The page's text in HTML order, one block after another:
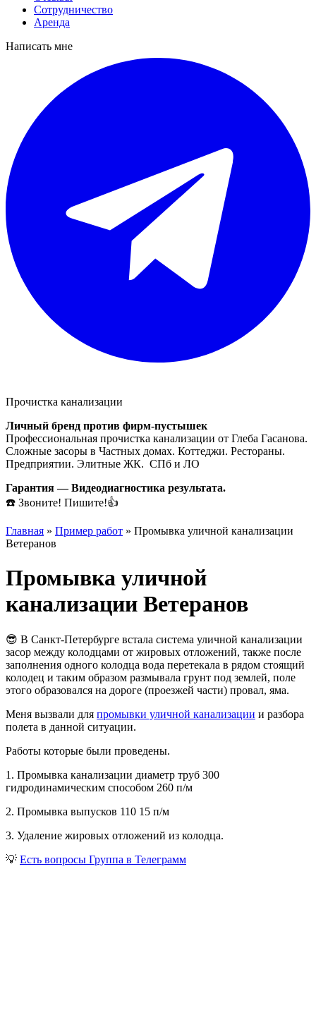
Сотрудничество
Аренда
Написать мне
Прочистка канализации
Личный бренд против фирм-пустышек
Профессиональная прочистка канализации от Глеба Гасанова.
Сложные засоры в Частных домах. Коттеджи. Рестораны.
Предприятии. Элитные ЖК. СПб и ЛО
Гарантия — Видеодиагностика результата.
☎️ Звоните! Пишите!👍
Главная » Пример работ » Промывка уличной канализации
Ветеранов
Промывка уличной
канализации Ветеранов
😎 В Санкт-Петербурге встала система уличной канализации
засор между колодцами от жировых отложений, также после
заполнения одного колодца вода перетекала в рядом стоящий
колодец и таким образом размывала грунт под землей, поле
этого образовался на дороге (проезжей части) провал, яма.
Меня вызвали для промывки уличной канализации и разбора
полета в данной ситуации.
Работы которые были проведены.
1. Промывка канализации диаметр труб 300
гидродинамическим способом 260 п/м
2. Промывка выпусков 110 15 п/м
3. Удаление жировых отложений из колодца.
💡 Есть вопросы Группа в Телеграмм